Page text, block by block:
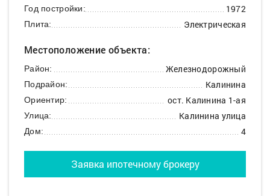
Год постройки: 1972
Плита: Электрическая
Местоположение объекта:
Район: Железнодорожный
Подрайон: Калинина
Ориентир: ост. Калинина 1-ая
Улица: Калинина улица
Дом: 4
Заявка ипотечному брокеру